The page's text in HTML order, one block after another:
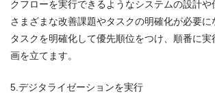
クフローを実行できるようなシステムの設計や
さまざまな改善課題やタスクの明確化が必要
タスクを明確化して優先順位をつけ、順番に
画を立てます。
5.デジタライゼーションを実行